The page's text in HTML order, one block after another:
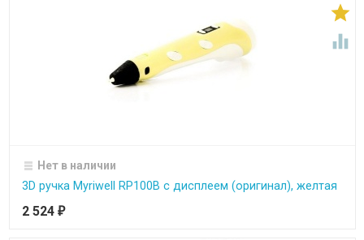


Нет в наличии
3D ручка Myriwell RP100B с дисплеем (оригинал), желтая
2 524 ₽